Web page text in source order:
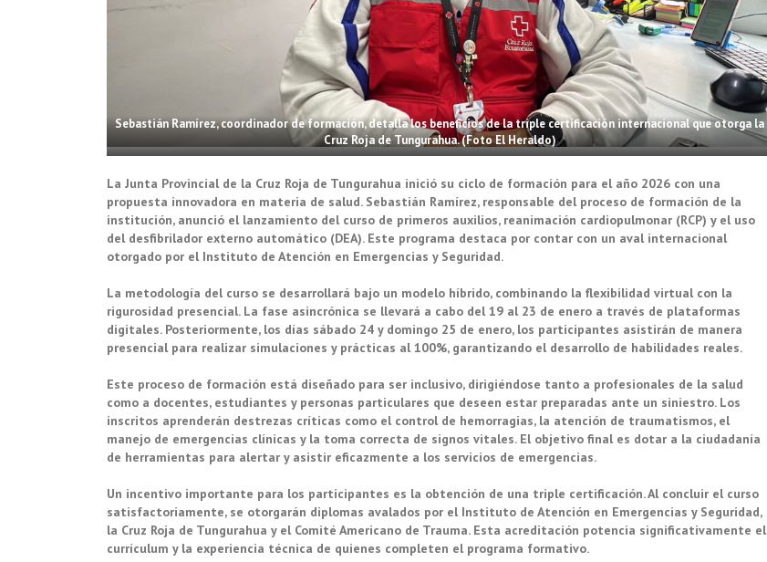
Sebastián Ramírez, coordinador de formación, detalla los beneficios de la triple certificación internacional que otorga la
Cruz Roja de Tungurahua. (Foto El Heraldo)
La Junta Provincial de la Cruz Roja de Tungurahua inició su ciclo de formación para el año 2026 con una
propuesta innovadora en materia de salud. Sebastián Ramírez, responsable del proceso de formación de la
institución, anunció el lanzamiento del curso de primeros auxilios, reanimación cardiopulmonar (RCP) y el uso
del desfibrilador externo automático (DEA). Este programa destaca por contar con un aval internacional
otorgado por el Instituto de Atención en Emergencias y Seguridad.
La metodología del curso se desarrollará bajo un modelo híbrido, combinando la flexibilidad virtual con la
rigurosidad presencial. La fase asincrónica se llevará a cabo del 19 al 23 de enero a través de plataformas
digitales. Posteriormente, los días sábado 24 y domingo 25 de enero, los participantes asistirán de manera
presencial para realizar simulaciones y prácticas al 100%, garantizando el desarrollo de habilidades reales.
Este proceso de formación está diseñado para ser inclusivo, dirigiéndose tanto a profesionales de la salud
como a docentes, estudiantes y personas particulares que deseen estar preparadas ante un siniestro. Los
inscritos aprenderán destrezas críticas como el control de hemorragias, la atención de traumatismos, el
manejo de emergencias clínicas y la toma correcta de signos vitales. El objetivo final es dotar a la ciudadanía
de herramientas para alertar y asistir eficazmente a los servicios de emergencias.
Un incentivo importante para los participantes es la obtención de una triple certificación. Al concluir el curso
satisfactoriamente, se otorgarán diplomas avalados por el Instituto de Atención en Emergencias y Seguridad,
la Cruz Roja de Tungurahua y el Comité Americano de Trauma. Esta acreditación potencia significativamente el
currículum y la experiencia técnica de quienes completen el programa formativo.